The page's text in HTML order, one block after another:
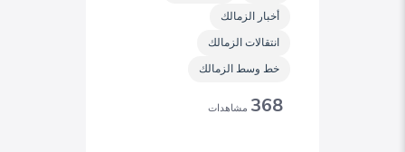
أخبار الزمالك
انتقالات الزمالك
خط وسط الزمالك
368 مشاهدات